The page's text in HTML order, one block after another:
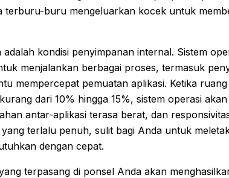
terburu-buru mengeluarkan kocek untuk
adalah kondisi penyimpanan internal. Sistem
menjalankan berbagai proses, termasuk
mempercepat pemuatan aplikasi. Ketika
dari 10% hingga 15%, sistem operasi
antar-aplikasi terasa berat, dan
terlalu penuh, sulit bagi Anda untuk
dengan cepat.
terpasang di ponsel Anda akan